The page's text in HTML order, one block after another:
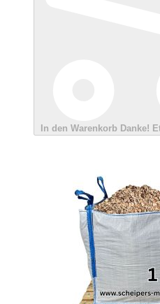
In den Warenkorb Danke!